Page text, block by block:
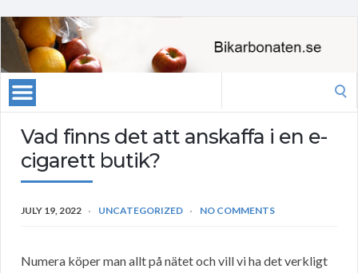
Vad finns det att anskaffa i en e-
cigarett butik?
JULY 19, 2022 UNCATEGORIZED NO COMMENTS
Numera köper man allt på nätet och vill vi ha det verkligt